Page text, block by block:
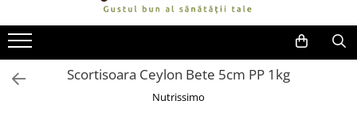
ULEIURI ȘI UNTURI
MĂSLINE
NUCI ȘI SEMINȚE
FRUCTE DESHIDRATATE
Scortisoara Ceylon Bete 5cm PP 1kg
Nutrissimo